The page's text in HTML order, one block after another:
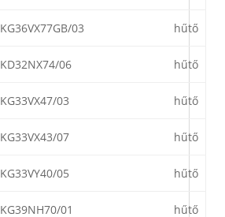
KG36VX77GB/03 hűtő
KD32NX74/06 hűtő
KG33VX47/03 hűtő
KG33VX43/07 hűtő
KG33VY40/05 hűtő
KG39NH70/01 hűtő